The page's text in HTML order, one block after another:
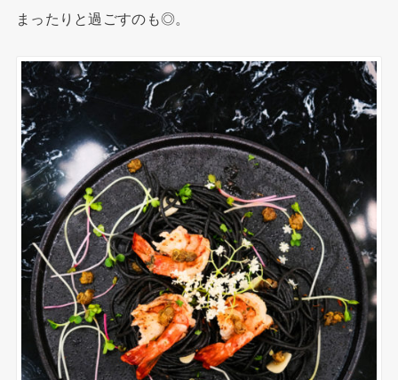
まったりと過ごすのも◎。